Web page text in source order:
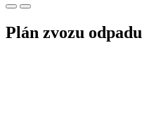
Plán zvozu odpadu